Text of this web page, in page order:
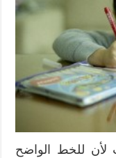
للخط الواضح